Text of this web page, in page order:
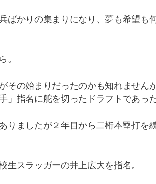
ばかりの集まりになり、夢も希望も
。
その始まりだったのかも知れません
」指名に舵を切ったドラフトであっ
りましたが２年目から二桁本塁打を
生スラッガーの井上広大を指名。